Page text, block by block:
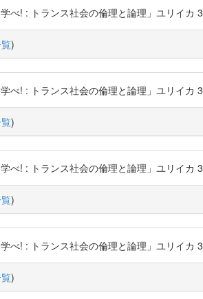
べ! : トランス社会の倫理と論理」ユリイ
)
べ! : トランス社会の倫理と論理」ユリイ
)
べ! : トランス社会の倫理と論理」ユリイ
)
べ! : トランス社会の倫理と論理」ユリイ
)